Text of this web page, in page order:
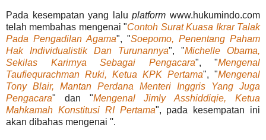
Pada kesempatan yang laluplatform www.hukumindo.com
telah membahas mengenai "Contoh Surat Kuasa Ikrar Talak
Pada Pengadilan Agama", "Soepomo, Penentang Paham
Hak Individualistik Dan Turunannya", "Michelle Obama,
Sekilas Karirnya Sebagai Pengacara", "Mengenal
Taufiequrachman Ruki, Ketua KPK Pertama", "Mengenal
Tony Blair, Mantan Perdana Menteri Inggris Yang Juga
Pengacara" dan "Mengenal Jimly Asshiddiqie, Ketua
Mahkamah Konstitusi RI Pertama", pada kesempatan ini
akan dibahas mengenai ''.